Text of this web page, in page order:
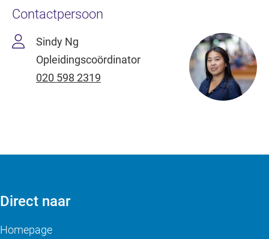
Contactpersoon
Sindy Ng
Opleidingscoördinator
020 598 2319
Direct naar
Homepage